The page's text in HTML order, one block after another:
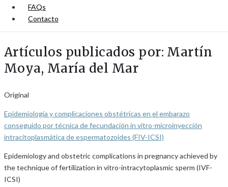
FAQs
Contacto
Artículos publicados por: Martín
Moya, María del Mar
Original
Epidemiología y complicaciones obstétricas en el embarazo
conseguido por técnica de fecundación in vitro-microinyección
intracitoplasmática de espermatozoides (FIV-ICSI)
Epidemiology and obstetric complications in pregnancy achieved by
the technique of fertilization in vitro-intracytoplasmic sperm (IVF-
ICSI)